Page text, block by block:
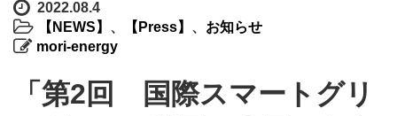
o
n
2022.08.4
【NEWS】 、 【Press】 、 お知らせ
mori-energy
「第2回 国際スマートグリ